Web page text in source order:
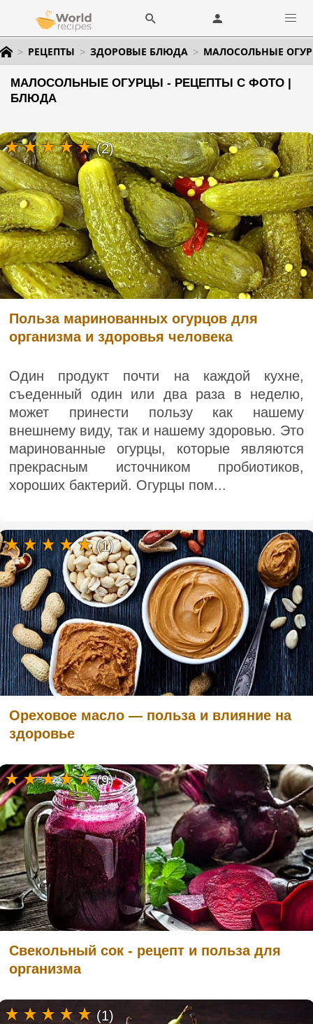
РЕЦЕПТЫ ЗДОРОВЫЕ БЛЮДА МАЛОСОЛЬНЫЕ
МАЛОСОЛЬНЫЕ ОГУРЦЫ - РЕЦЕПТЫ С ФОТО |
БЛЮДА
Польза маринованных огурцов для
организма и здоровья человека
Один продукт почти на каждой кухне,
съеденный один или два раза в неделю,
может принести пользу как нашему
внешнему виду, так и нашему здоровью. Это
маринованные огурцы, которые являются
прекрасным источником пробиотиков,
хороших бактерий. Огурцы пом...
(2)
Ореховое масло — польза и влияние на
здоровье
(1)
Свекольный сок - рецепт и польза для
организма
(9)
(1)